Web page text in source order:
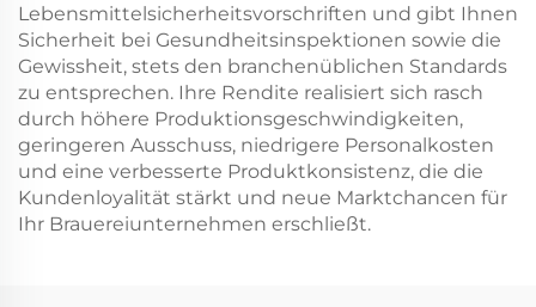
Lebensmittelsicherheitsvorschriften und gibt Ihnen
Sicherheit bei Gesundheitsinspektionen sowie die
Gewissheit, stets den branchenüblichen Standards
zu entsprechen. Ihre Rendite realisiert sich rasch
durch höhere Produktionsgeschwindigkeiten,
geringeren Ausschuss, niedrigere Personalkosten
und eine verbesserte Produktkonsistenz, die die
Kundenloyalität stärkt und neue Marktchancen für
Ihr Brauereiunternehmen erschließt.